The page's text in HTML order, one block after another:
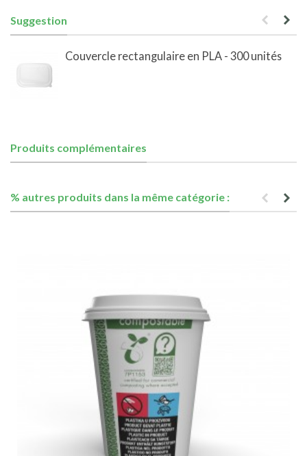
Suggestion
Couvercle rectangulaire en PLA - 300 unités
Produits complémentaires
% autres produits dans la même catégorie :